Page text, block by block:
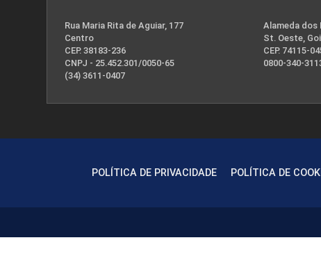
Rua Maria Rita de Aguiar, 177
Centro
CEP. 38183-236
CNPJ - 25.452.301/0050-65
(34) 3611-0407
Alameda dos
St. Oeste,
CEP. 74115-
0800-340-
POLÍTICA DE PRIVACIDADE POLÍTICA DE